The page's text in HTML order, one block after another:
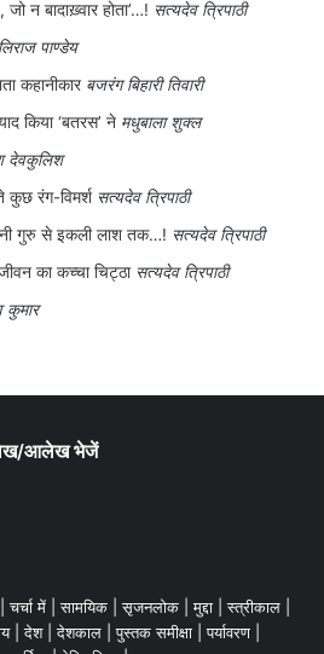
न बादाख़्वार होता’…! सत्यदेव त्रिपाठी
पाण्डेय
कहानीकार बजरंग बिहारी तिवारी
किया ‘बतरस’ ने मधुबाला शुक्ल
देवकुलिश
रंग-विमर्श सत्यदेव त्रिपाठी
गुरु से इकली लाश तक…! सत्यदेव त्रिपाठी
का कच्चा चिट्ठा सत्यदेव त्रिपाठी
कुमार
आलेख भेजें
चर्चा में सामयिक सृजनलोक मुद्दा स्त्रीकाल
देश देशकाल पुस्तक समीक्षा पर्यावरण